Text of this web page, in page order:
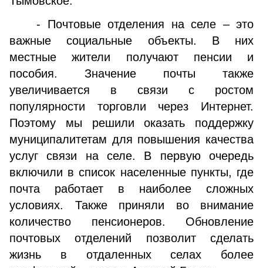
- Почтовые отделения на селе – это
важные социальные объекты. В них
местные жители получают пенсии и
пособия. Значение почты также
увеличивается в связи с ростом
популярности торговли через Интернет.
Поэтому мы решили оказать поддержку
муниципалитетам для повышения качества
услуг связи на селе. В первую очередь
включили в список населенные пункты, где
почта работает в наиболее сложных
условиях. Также приняли во внимание
количество пенсионеров. Обновление
почтовых отделений позволит сделать
жизнь в отдаленных селах более